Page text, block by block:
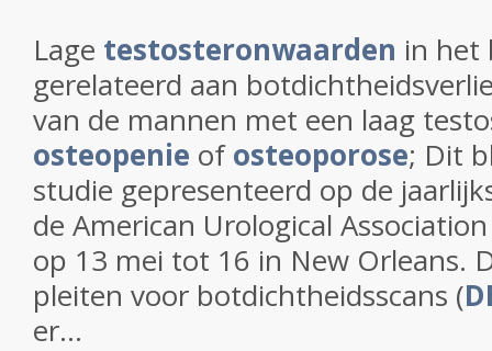
Lage testosteronwaarden in het
gerelateerd aan
van de mannen met een laag
osteopenie ofosteoporose; Dit
studie gepresenteerd op de
de American Urological
op 13 mei tot 16 in New Orleans.
pleiten voor botdichtheidsscans (
er...